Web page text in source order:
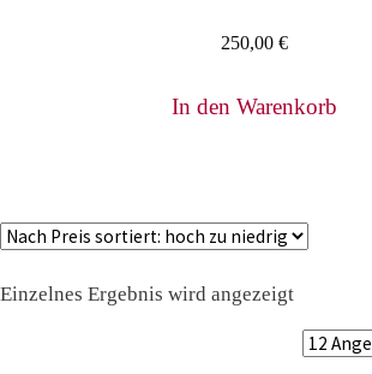
250,00 €
In den Warenkorb
Einzelnes Ergebnis wird angezeigt